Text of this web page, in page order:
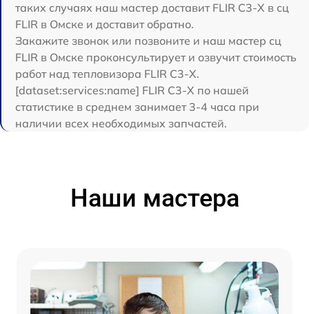
таких случаях наш мастер доставит FLIR С3-Х в сц
FLIR в Омске и доставит обратно.
Закажите звонок или позвоните и наш мастер сц
FLIR в Омске проконсультирует и озвучит стоимость
работ над тепловизора FLIR С3-Х.
[dataset:services:name] FLIR С3-Х по нашей
статистике в среднем занимает 3-4 часа при
наличии всех необходимых запчастей.
Наши мастера